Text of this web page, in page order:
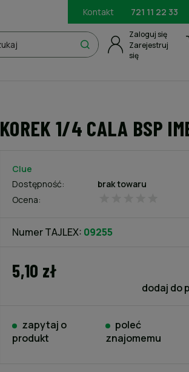
Kontakt 721 11 22 33
Zarejestruj
się
Zaloguj się
KOREK 1/4 CALA BSP
Ocena:
Clue
Dostępność:
brak towaru
Numer TAJLEX: 09255
5,10 zł
dodaj do
zapytaj o
produkt
poleć
znajomemu